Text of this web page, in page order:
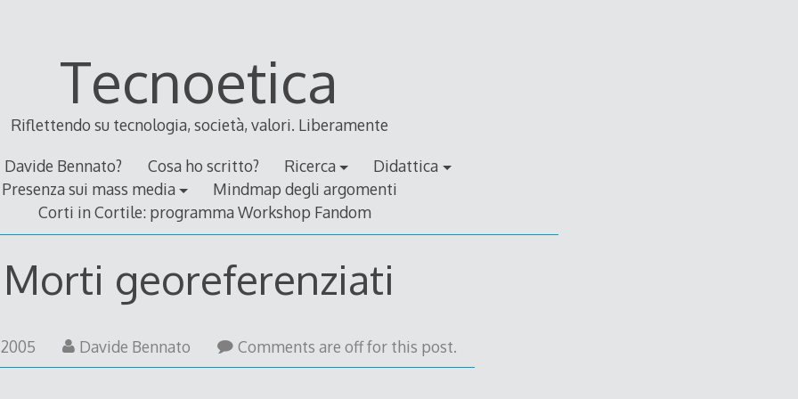
Tecnoetica
Riflettendo su tecnologia, società, valori. Liberamente
Davide Bennato? Cosa ho scritto? Ricerca
Didattica
Presenza sui mass media
Mindmap degli argomenti
Corti in Cortile: programma Workshop Fandom
Morti georeferenziati
16
October
Davide Bennato Comments are off for this post.